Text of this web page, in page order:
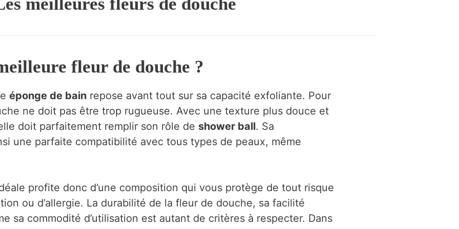
fleur de douche ?
éponge de bain repose avant tout sur sa capacité exfoliante. Pour
ne doit pas être trop rugueuse. Avec une texture plus douce et
doit parfaitement remplir son rôle de shower ball. Sa
une parfaite compatibilité avec tous types de peaux, même
profite donc d’une composition qui vous protège de tout risque
ou d’allergie. La durabilité de la fleur de douche, sa facilité
sa commodité d’utilisation est autant de critères à respecter. Dans